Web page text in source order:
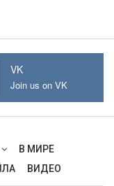
VK
Join us on VK
В МИРЕ
ВИДЕО